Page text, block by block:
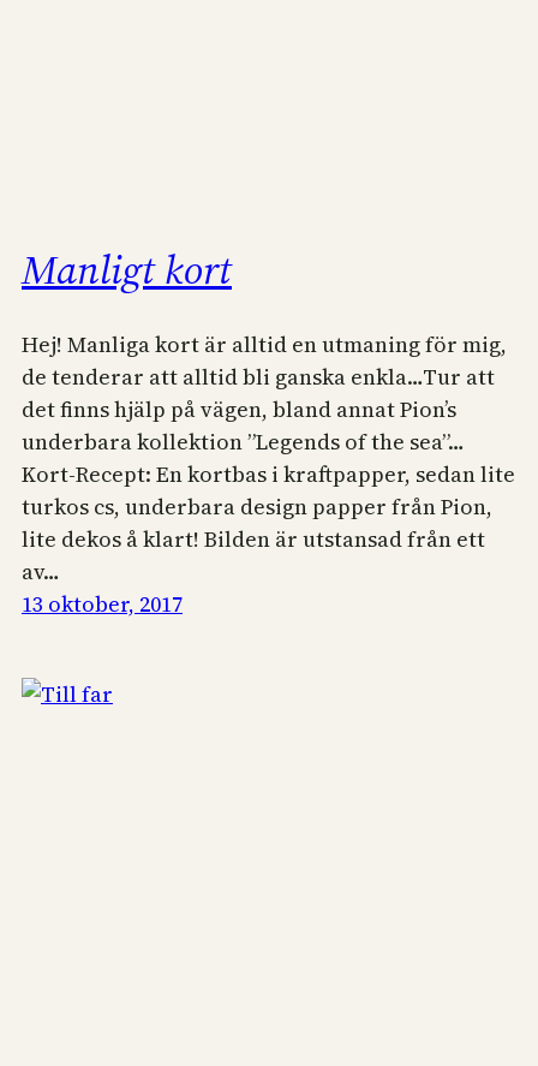
Manligt kort
Hej! Manliga kort är alltid en utmaning för mig,
de tenderar att alltid bli ganska enkla…Tur att
det finns hjälp på vägen, bland annat Pion’s
underbara kollektion ”Legends of the sea”…
Kort-Recept: En kortbas i kraftpapper, sedan lite
turkos cs, underbara design papper från Pion,
lite dekos å klart! Bilden är utstansad från ett
av…
13 oktober, 2017